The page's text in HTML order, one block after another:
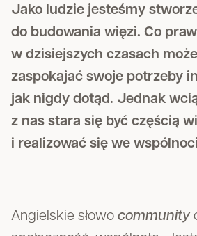
Jako ludzie jesteśmy
do budowania więzi. Co
w dzisiejszych czasach
zaspokajać swoje potrzeby
jak nigdy dotąd. Jednak
z nas stara się być częścią
i realizować się we
Angielskie słowo community